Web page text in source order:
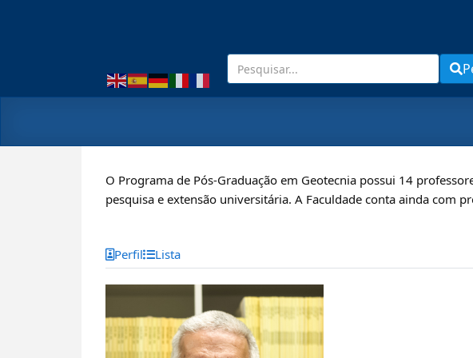
O Programa de Pós-Graduação em Geotecnia possui 14
pesquisa e extensão universitária. A Faculdade conta ainda com
Perfil Lista